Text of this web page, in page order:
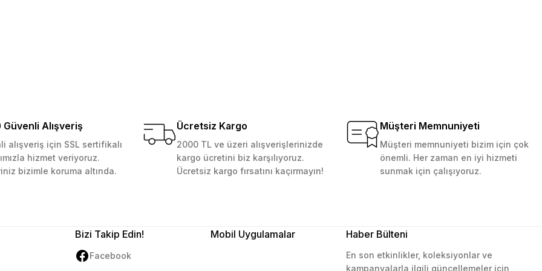
Güvenli Alışveriş
alışveriş için SSL sertifikalı
hizmet veriyoruz.
bizimle koruma altında.
Ücretsiz Kargo
2000 TL ve üzeri alışverişlerinizde
kargo ücretini biz karşılıyoruz.
Ücretsiz kargo fırsatını kaçırmayın!
Müşteri Memnuniyeti
Müşteri memnuniyeti bizim için çok
önemli. Her zaman en iyi hizmeti
sunmak için çalışıyoruz.
Bizi Takip Edin!
Facebook
Mobil Uygulamalar Haber Bülteni
En son etkinlikler, koleksiyonlar ve
kampanyalarla ilgili güncellemeler için